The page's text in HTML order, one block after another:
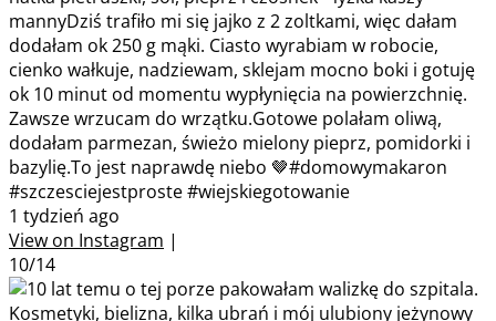
mannyDziś trafiło mi się jajko z 2 zoltkami, więc dałam
dodałam ok 250 g mąki. Ciasto wyrabiam w robocie,
cienko wałkuje, nadziewam, sklejam mocno boki i gotuję
ok 10 minut od momentu wypłynięcia na powierzchnię.
Zawsze wrzucam do wrzątku.Gotowe polałam oliwą,
dodałam parmezan, świeżo mielony pieprz, pomidorki i
bazylię.To jest naprawdę niebo 🤎#domowymakaron
#szczesciejestproste #wiejskiegotowanie
1 tydzień ago
View on Instagram |
10/14